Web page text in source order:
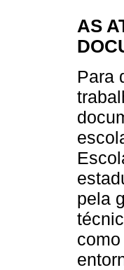
AS
Para
pela